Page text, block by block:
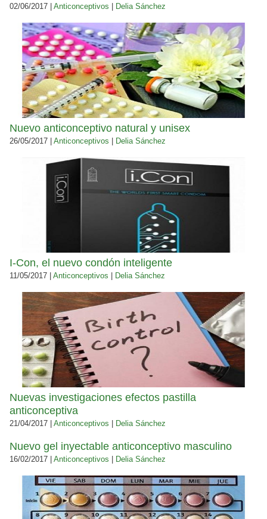
02/06/2017 | Anticonceptivos Delia Sánchez
Nuevo anticonceptivo natural y unisex
26/05/2017 | Anticonceptivos Delia Sánchez
I-Con, el nuevo condón inteligente
11/05/2017 | Anticonceptivos Delia Sánchez
Nuevas investigaciones efectos pastilla
anticonceptiva
21/04/2017 | Anticonceptivos Delia Sánchez
Nuevo gel inyectable anticonceptivo masculino
16/02/2017 | Anticonceptivos Delia Sánchez